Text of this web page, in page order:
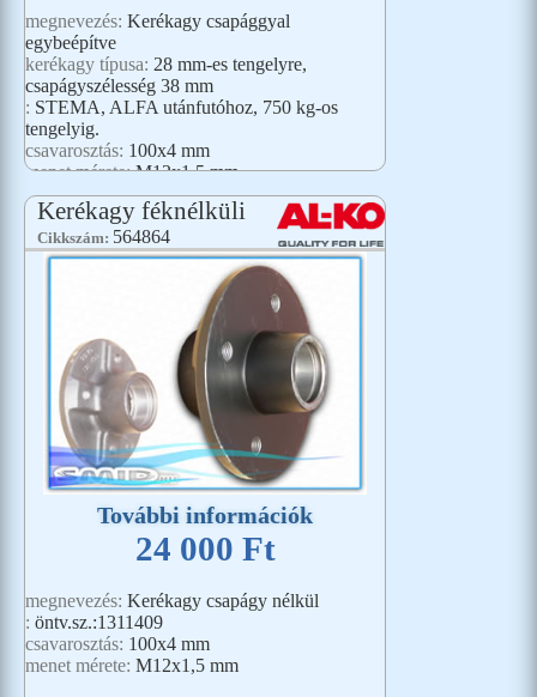
megnevezés: Kerékagy csapággyal
egybeépítve
kerékagy típusa: 28 mm-es tengelyre,
csapágyszélesség 38 mm
: STEMA, ALFA utánfutóhoz, 750 kg-os
tengelyig.
csavarosztás: 100x4 mm
menet mérete:M12x1,5 mm
Kerékagy féknélküli
Cikkszám: 564864
További információk
24 000 Ft
megnevezés: Kerékagy csapágy nélkül
: öntv.sz.:1311409
csavarosztás: 100x4 mm
menet mérete: M12x1,5 mm